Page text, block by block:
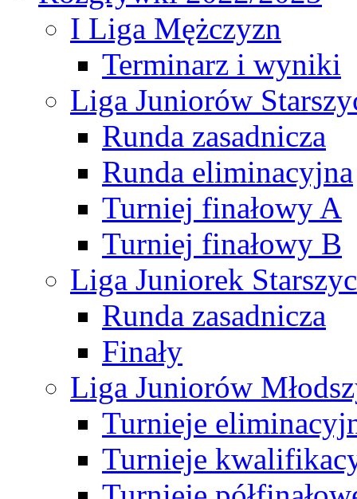
I Liga Mężczyzn
Terminarz i wyniki
Liga Juniorów
Runda zasadnicza
Runda eliminacyjna
Turniej finałowy A
Turniej finałowy B
Liga Juniorek
Runda zasadnicza
Finały
Liga Juniorów
Turnieje
Turnieje